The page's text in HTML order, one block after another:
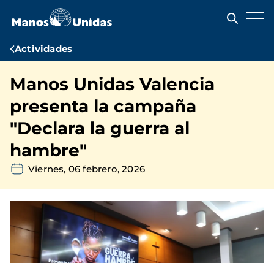
contenido
Ruta
navegación
Actividades
Manos Unidas Valencia
presenta la campaña
"Declara la guerra al
hambre"
Viernes, 06 febrero, 2026